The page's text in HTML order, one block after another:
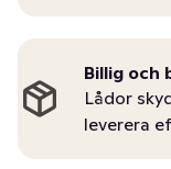
Billig och
Lådor
leverera